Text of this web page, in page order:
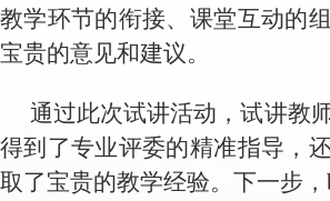
教学环节的衔接、课堂互动的
宝贵的意见和建议。
通过此次试讲活动，试讲教
得到了专业评委的精准指导，
取了宝贵的教学经验。 下一步